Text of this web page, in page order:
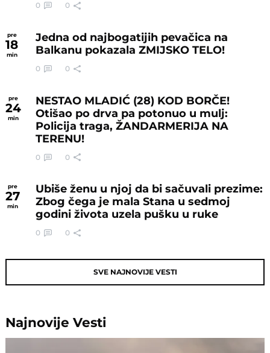
0 0
pre
18
min
Jedna od najbogatijih pevačica na
Balkanu pokazala ZMIJSKO TELO!
0 0
pre
24
min
NESTAO MLADIĆ (28) KOD BORČE!
Otišao po drva pa potonuo u mulj:
Policija traga, ŽANDARMERIJA NA
TERENU!
0 0
pre
27
min
Ubiše ženu u njoj da bi sačuvali prezime:
Zbog čega je mala Stana u sedmoj
godini života uzela pušku u ruke
0 0
SVE NAJNOVIJE VESTI
NajnovijeVesti